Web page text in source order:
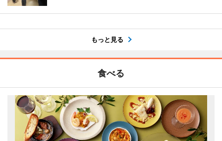
もっと見る
食べる